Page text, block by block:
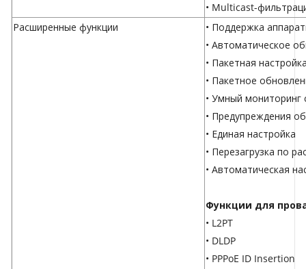
• Multicast-
Расширенные функции
• Поддержка
• Автоматическое
• Пакетная
• Пакетное
• Умный мониторинг
• Предупреждения
• Единая настройка
• Перезагрузка по
• Автоматическая
Функции для
• L2PT
• DLDP
• PPPoE ID Insertion